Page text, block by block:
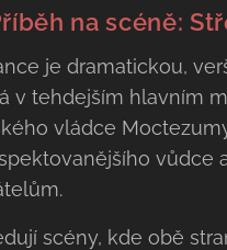
na scéně:
je dramatickou,
v tehdejším hlavním
vládce
vůdce
scény, kde obě